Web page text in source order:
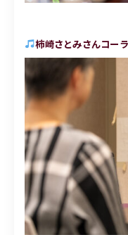
柿崎さとみさんコー